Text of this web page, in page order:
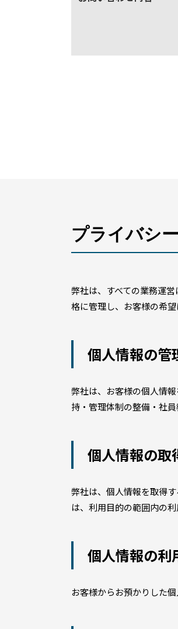
プライバシ
弊社は、すべての業務運
格に管理し、お客様の希
個人情報の管
弊社は、お客様の個人情
持・管理体制の整備・社
個人情報の取
弊社は、個人情報を取得
は、利用目的の範囲内の
個人情報の利
お客様からお預かりした